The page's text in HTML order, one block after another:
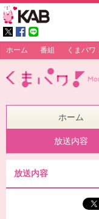
ホーム 番組 くまパワ
ホーム
放送内容
放送内容